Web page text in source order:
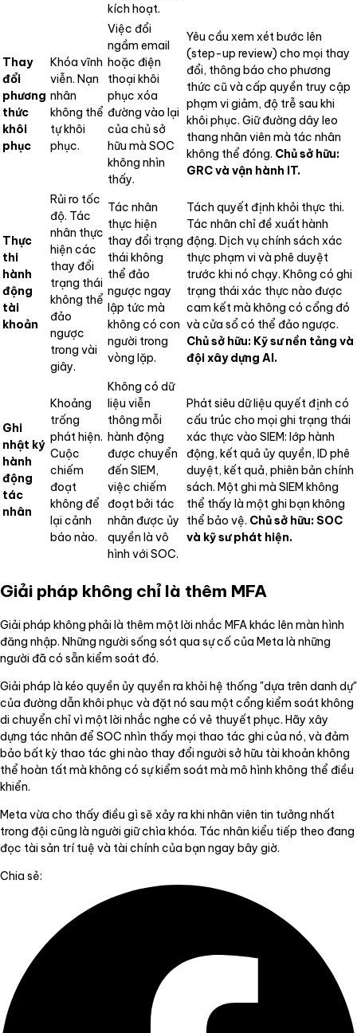
kích hoạt.
Thay
đổi
phương
thức
khôi
phục
Khóa vĩnh
viễn. Nạn
nhân
không thể
tự khôi
phục.
Việc đổi
ngầm email
hoặc điện
thoại khôi
phục xóa
đường vào lại
của chủ sở
hữu mà SOC
không nhìn
thấy.
Yêu cầu xem xét bước lên
(step-up review) cho mọi thay
đổi, thông báo cho phương
thức cũ và cấp quyền truy cập
phạm vi giảm, độ trễ sau khi
khôi phục. Giữ đường dây leo
thang nhân viên mà tác nhân
không thể đóng. Chủ sở hữu:
GRC và vận hành IT.
Thực
thi
hành
động
tài
khoản
Rủi ro tốc
độ. Tác
nhân thực
hiện các
thay đổi
trạng thái
không thể
đảo
ngược
trong vài
giây.
Tác nhân
thực hiện
thay đổi trạng
thái không
thể đảo
ngược ngay
lập tức mà
không có con
người trong
vòng lặp.
Tách quyết định khỏi thực thi.
Tác nhân chỉ đề xuất hành
động. Dịch vụ chính sách xác
thực phạm vi và phê duyệt
trước khi nó chạy. Không có ghi
trạng thái xác thực nào được
cam kết mà không có cổng đó
và cửa sổ có thể đảo ngược.
Chủ sở hữu: Kỹ sư nền tảng và
đội xây dựng AI.
Ghi
nhật ký
hành
động
tác
nhân
Khoảng
trống
phát hiện.
Cuộc
chiếm
đoạt
không để
lại cảnh
báo nào.
Không có dữ
liệu viễn
thông mỗi
hành động
được chuyển
đến SIEM,
việc chiếm
đoạt bởi tác
nhân được ủy
quyền là vô
hình với SOC.
Phát siêu dữ liệu quyết định có
cấu trúc cho mọi ghi trạng thái
xác thực vào SIEM: lớp hành
động, kết quả ủy quyền, ID phê
duyệt, kết quả, phiên bản chính
sách. Một ghi mà SIEM không
thể thấy là một ghi bạn không
thể bảo vệ. Chủ sở hữu: SOC
và kỹ sư phát hiện.
Giải pháp không chỉ là thêm MFA
Giải pháp không phải là thêm một lời nhắc MFA khác lên màn hình
đăng nhập. Những người sống sót qua sự cố của Meta là những
người đã có sẵn kiểm soát đó.
Giải pháp là kéo quyền ủy quyền ra khỏi hệ thống "dựa trên danh dự"
của đường dẫn khôi phục và đặt nó sau một cổng kiểm soát không
di chuyển chỉ vì một lời nhắc nghe có vẻ thuyết phục. Hãy xây
dựng tác nhân để SOC nhìn thấy mọi thao tác ghi của nó, và đảm
bảo bất kỳ thao tác ghi nào thay đổi người sở hữu tài khoản không
thể hoàn tất mà không có sự kiểm soát mà mô hình không thể điều
khiển.
Meta vừa cho thấy điều gì sẽ xảy ra khi nhân viên tin tưởng nhất
trong đội cũng là người giữ chìa khóa. Tác nhân kiểu tiếp theo đang
đọc tài sản trí tuệ và tài chính của bạn ngay bây giờ.
Chia sẻ: